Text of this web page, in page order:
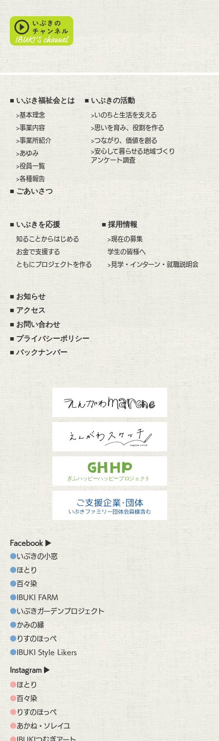
■ いぶき福祉会とは
>基本理念
>事業内容
>事業所紹介
>あゆみ
>役員一覧
>各種報告
■ごあいさつ
■いぶきの活動
>いのちと生活を支える
>思いを育み、役割を作る
>つながり、価値を創る
>安心して暮らせる地域づくり
アンケート調査
■ いぶきを応援
知ることからはじめる
お金で支援する
ともにプロジェクトを作る
■採用情報
>現在の募集
学生の皆様へ
>見学・インターン・就職説明会
■ お知らせ
■ アクセス
■ お問い合わせ
■プライバシーポリシー
■バックナンバー
Facebook
いぶきの小窓
ほとり
百々染
IBUKI FARM
いぶきガーデンプロジェクト
かみの縁
りすのほっぺ
IBUKI Style Likers
Instagram
ほとり
百々染
りすのほっぺ
あかね・ソレイユ
IBUKIつむぎアート